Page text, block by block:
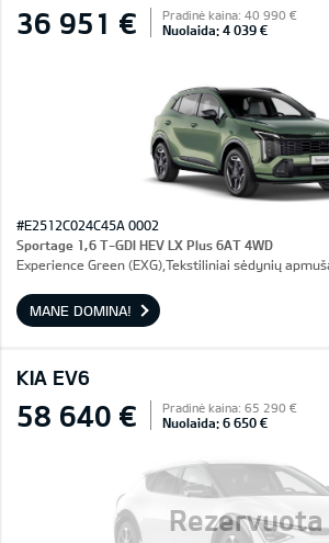
36 951 € Pradinė kaina: 40 990 €
Nuolaida: 4 039 €
#E2512C024C45A 0002
Sportage 1,6 T-GDI HEV LX Plus 6AT 4WD
Experience Green (EXG),Tekstiliniai sėdynių
MANE DOMINA!
KIA EV6
Rezervuota
58 640 € Pradinė kaina: 65 290 €
Nuolaida: 6 650 €